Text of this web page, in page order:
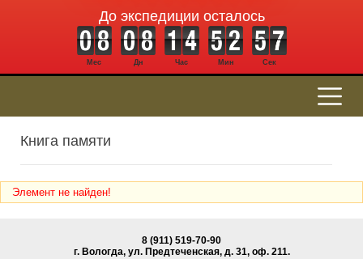
До экспедиции осталось
Мес Дн Час Мин Сек
Книга памяти
Элемент не найден!
8 (911) 519-70-90
г. Вологда, ул. Предтеченская, д. 31, oф. 211.